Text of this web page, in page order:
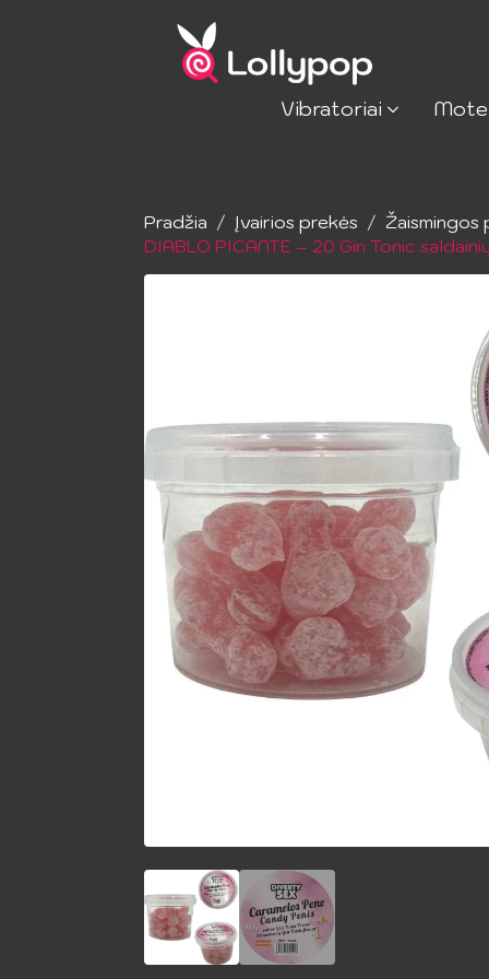
Vibratoriai
Pradžia Įvairios prekės
Žaismingos
DIABLO PICANTE – 20 Gin Tonic